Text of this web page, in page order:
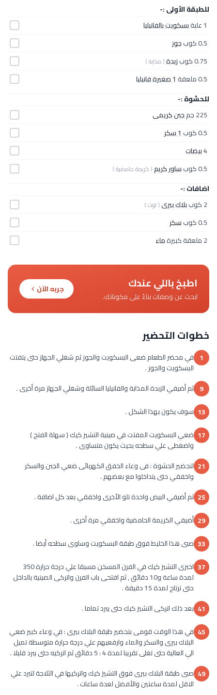
للطبقة الأولى :-
1 علبة
بسكويت بالفانيليا
0.5 كوب
جوز
0.75 كوب
زبدة( مذابة )
0.5 ملعقة
1 صغيرة فانيليا
للحشوة :-
225 جم
جبن كريمى
0.5 كوب
1 سكر
4بيضات
0.5 كوب
ساور كريم( كريمة حامضية )
اضافات :-
2 كوب
بلاك بيرى( توت )
0.5 كوب
سكر
2 ملعقة كبيرة
ماء
اطبخ باللي عندك
ابحث عن وصفات بناءً على مكوناتك.
جربه الآن
خطوات التحضير
1 في محضر الطعام ضعى البسكويت والجوز ثم شغلي الجهاز حتى يتفتت
البسكويت والجوز .
9 ثم أضيفي الزبدة المذابة والفانيليا السائلة وشغلي الجهاز مرة أخرى .
13 سوف يكون بهذا الشكل .
17 ضعي البسكويت المفتت في صينية التشيز كيك ( سهلة الفتح )
واضغطى علي سطحه بحيث يكون متساوى .
21 لتحضير الحشوة : فى وعاء الخفق الكهربائى ضعي الجبن والسكر
واخفقي حتى يتداخلوا مع بعضهم .
25 ثم أضيفي البيض واحدة تلو الأخرى واخفقي بعد كل اضافة .
29 أضيفي الكريمة الحامضية واخفقي مرة أخرى .
33 صبى هذا الخليط فوق طبقة البسكويت وساوى سطحه أيضا .
37
اخبزى التشيز كيك في الفرن المسخن مسبقا علي درجة حرارة 350
لمدة ساعة و10 دقائق , ثم افتحى باب الفرن واتركى الصينية بالداخل
حتى ترتاح لمدة 15 دقيقة .
41 بعد ذلك اتركى التشيز كيك حتى يبرد تماما .
45 في هذا الوقت قومى بتحضير طبقة البلاك بيرى : في وعاء كبير ضعي
البلاك بيرى والسكر والماء وارفعيهم علي درجة حرارة متوسطة تميل
الي العالية حتى تغلى تقريبا لمدة 4 : 5 دقائق ثم اتركيه حتى يبرد قليلا .
49 صبى طبقة البلاك بيرى فوق التشيز كيك واتركيها في الثلاجة لتبرد علي
الاقل لمدة ساعتين والأفضل لعدة ساعات .